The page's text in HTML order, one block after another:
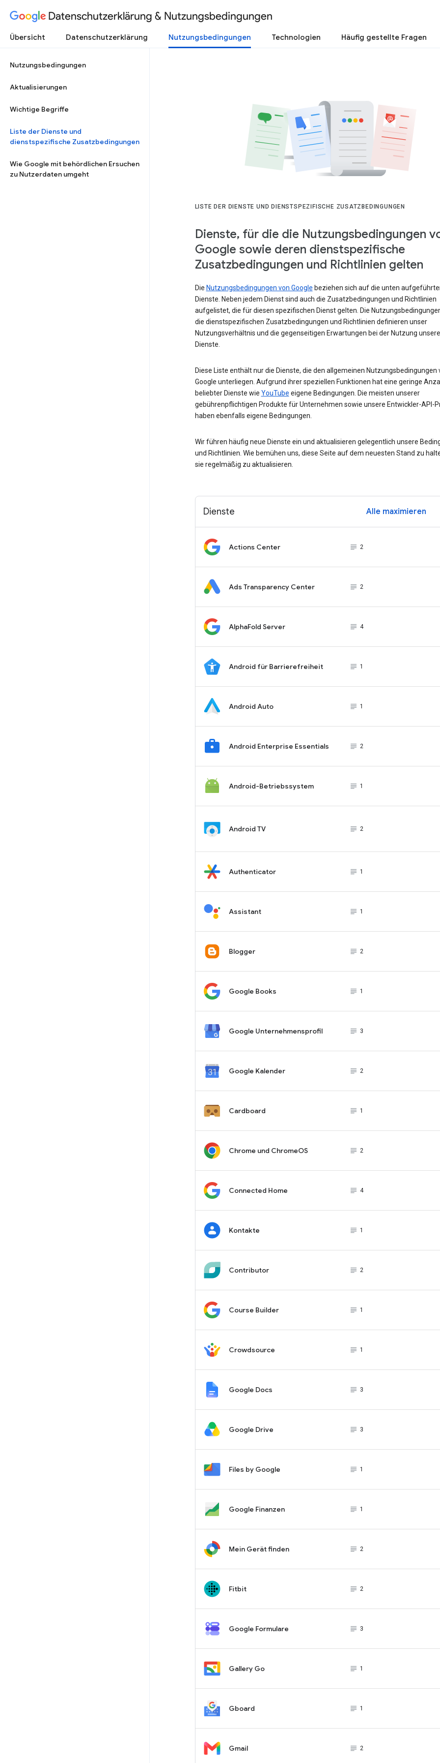
Datenschutzerklärung & Nutzungsbedingungen
Übersicht Datenschutzerklärung Nutzungsbedingungen Technologien Häufig gestellte Fragen
Nutzungsbedingungen
Aktualisierungen
Wichtige Begriffe
Liste der Dienste und
dienstspezifische Zusatzbedingungen
Wie Google mit behördlichen Ersuchen
zu Nutzerdaten umgeht
LISTE DER DIENSTE UND DIENSTSPEZIFISCHE ZUSATZBEDINGUNGEN
Dienste, für die die Nutzungsbedingungen
Google sowie deren dienstspezifische
Zusatzbedingungen und Richtlinien gelten
Die Nutzungsbedingungen von Google beziehen sich auf die unten
Dienste. Neben jedem Dienst sind auch die Zusatzbedingungen und Richtlinien
aufgelistet, die für diesen spezifischen Dienst gelten. Die
die dienstspezifischen Zusatzbedingungen und Richtlinien definieren unser
Nutzungsverhältnis und die gegenseitigen Erwartungen bei der Nutzung
Dienste.
Diese Liste enthält nur die Dienste, die den allgemeinen Nutzungsbedingungen
Google unterliegen. Aufgrund ihrer speziellen Funktionen hat eine geringe
beliebter Dienste wie YouTube eigene Bedingungen. Die meisten unserer
gebührenpflichtigen Produkte für Unternehmen sowie unsere Entwickler-API-
haben ebenfalls eigene Bedingungen.
Wir führen häufig neue Dienste ein und aktualisieren gelegentlich unsere
und Richtlinien. Wie bemühen uns, diese Seite auf dem neuesten Stand zu
sie regelmäßig zu aktualisieren.
Dienste Alle maximieren
Actions Center subject_black
2
Ads Transparency Center subject_black
2
AlphaFold Server subject_black
4
Android für Barrierefreiheit subject_black
1
Android Auto subject_black
1
Android Enterprise Essentials subject_black
2
Android-Betriebssystem subject_black
1
Android TV subject_black
2
Authenticator subject_black
1
Assistant subject_black
1
Blogger subject_black
2
Google Books subject_black
1
Google Unternehmensprofil subject_black
3
Google Kalender subject_black
2
Cardboard subject_black
1
Chrome und ChromeOS subject_black
2
Connected Home subject_black
4
Kontakte subject_black
1
Contributor subject_black
2
Course Builder subject_black
1
Crowdsource subject_black
1
Google Docs subject_black
3
Google Drive subject_black
3
Files by Google subject_black
1
Google Finanzen subject_black
1
Mein Gerät finden subject_black
2
Fitbit subject_black
2
Google Formulare subject_black
3
Gallery Go subject_black
1
Gboard subject_black
1
Gmail subject_black
2